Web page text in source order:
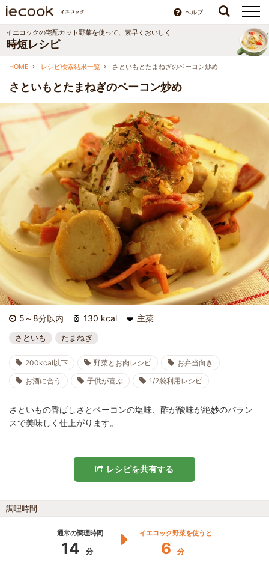
ヘルプ
イエコックの宅配カット野菜を使って、素早くおいしく
時短レシピ
HOME レシピ検索結果一覧 さといもとたまねぎのベーコン炒め
さといもとたまねぎのベーコン炒め
5～8分以内 130 kcal 主菜
さといも たまねぎ
200kcal以下 野菜とお肉レシピ
お弁当向き
お酒に合う
子供が喜ぶ 1/2袋利用レシピ
さといもの香ばしさとベーコンの塩味、酢が酸味が絶妙のバラン
スで美味しく仕上がります。
レシピを共有する
調理時間
通常の調理時間
14 分
イエコック野菜を使うと
6 分